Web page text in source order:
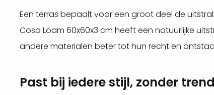
Een terras bepaalt voor een groot deel de
Cosa Loam 60x60x3 cm heeft een natuurlijke
andere materialen beter tot hun recht en
Past bij iedere stijl, zonder